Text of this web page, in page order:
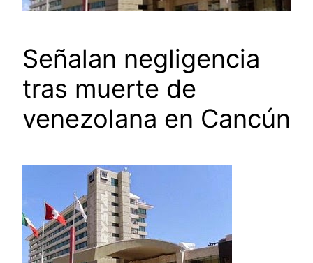
Señalan negligencia
tras muerte de
venezolana en Cancún